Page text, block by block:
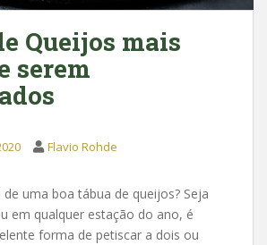
Queijos mais
serem
Flavio Rohde
uma boa tábua de queijos? Seja
em qualquer estação do ano, é
forma de petiscar a dois ou